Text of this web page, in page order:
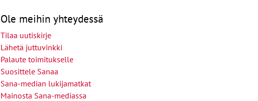
Ole meihin yhteydessä
Tilaa uutiskirje
Lähetä juttuvinkki
Palaute toimitukselle
Suosittele Sanaa
Sana-median lukijamatkat
Mainosta Sana-mediassa